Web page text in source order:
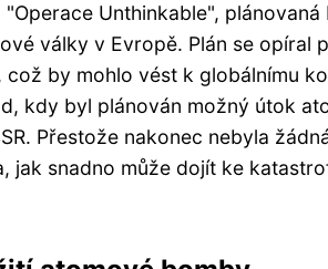
Unthinkable",
války v Evropě. Plán se
by mohlo vést k globálnímu
kdy byl plánován možný útok
Přestože nakonec nebyla
jak snadno může dojít ke